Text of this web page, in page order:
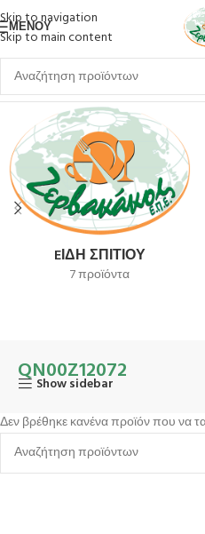
Skip to navigation
Skip to main content
ΜΕΝΟΎ
Αρχική σελίδα Προϊόν SKU
EΊΔΗ ΣΠΙΤΙΟΎ
7 προϊόντα
QN00Z12072
Show sidebar
Δεν βρέθηκε κανένα προϊόν που να